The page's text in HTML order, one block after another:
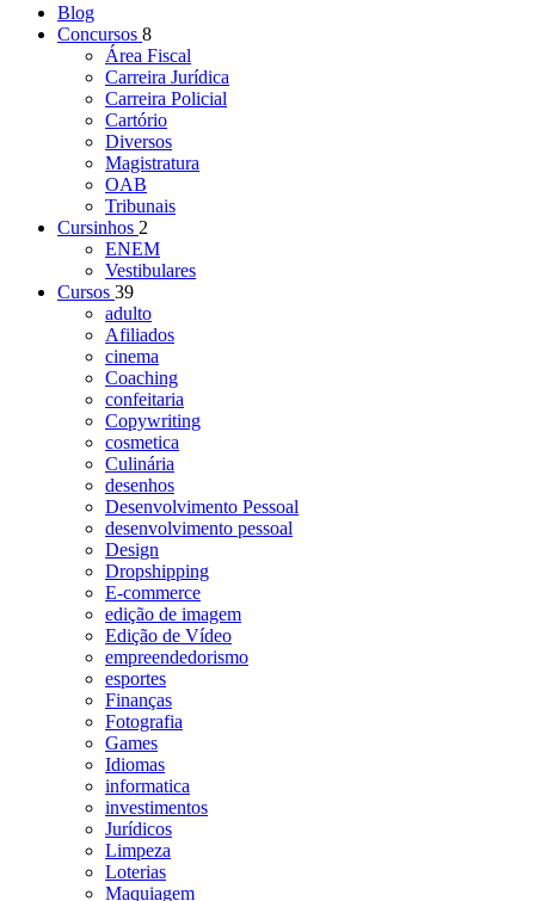
Blog
Concursos 8
Área Fiscal
Carreira Jurídica
Carreira Policial
Cartório
Diversos
Magistratura
OAB
Tribunais
Cursinhos 2
ENEM
Vestibulares
Cursos 39
adulto
Afiliados
cinema
Coaching
confeitaria
Copywriting
cosmetica
Culinária
desenhos
Desenvolvimento Pessoal
desenvolvimento pessoal
Design
Dropshipping
E-commerce
edição de imagem
Edição de Vídeo
empreendedorismo
esportes
Finanças
Fotografia
Games
Idiomas
informatica
investimentos
Jurídicos
Limpeza
Loterias
Maquiagem